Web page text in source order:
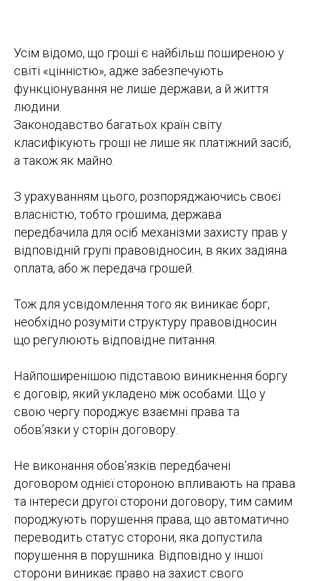
Усім відомо, що гроші є найбільш поширеною у
світі «цінністю», адже забезпечують
функціонування не лише держави, а й життя
людини.
Законодавство багатьох країн світу
класифікують гроші не лише як платіжний засіб,
а також як майно.
З урахуванням цього, розпоряджаючись своєї
власністю, тобто грошима, держава
передбачила для осіб механізми захисту прав у
відповідній групі правовідносин, в яких задіяна
оплата, або ж передача грошей.
Тож для усвідомлення того як виникає борг,
необхідно розуміти структуру правовідносин
що регулюють відповідне питання.
Найпоширенішою підставою виникнення боргу
є договір, який укладено між особами. Що у
свою чергу породжує взаємні права та
обов’язки у сторін договору.
Не виконання обов’язків передбачені
договором однієї стороною впливають на права
та інтереси другої сторони договору, тим самим
породжують порушення права, що автоматично
переводить статус сторони, яка допустила
порушення в порушника. Відповідно у іншої
сторони виникає право на захист свого